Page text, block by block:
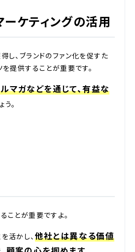
ーケティングの活用
し、ブランドのファン化を促すた
提供することが重要です。
マガなどを通じて、有益な
う。
ことが重要ですよ。
活かし、 他社とは異なる価値